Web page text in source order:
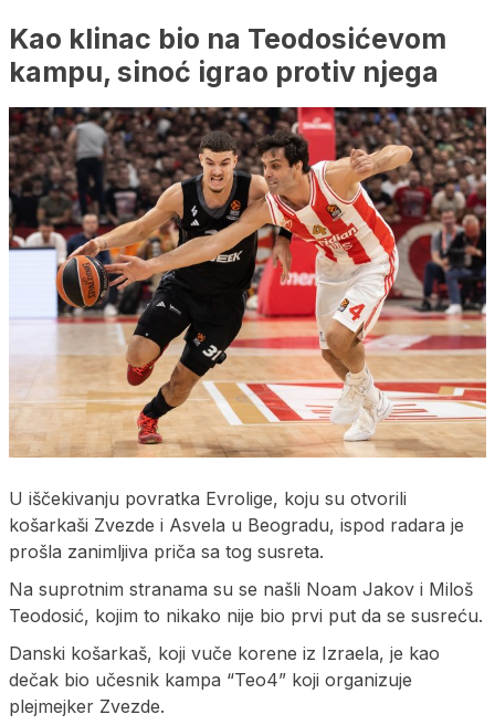
Kao klinac bio na Teodosićevom
kampu, sinoć igrao protiv njega
U iščekivanju povratka Evrolige, koju su otvorili
košarkaši Zvezde i Asvela u Beogradu, ispod radara je
prošla zanimljiva priča sa tog susreta.
Na suprotnim stranama su se našli Noam Jakov i Miloš
Teodosić, kojim to nikako nije bio prvi put da se susreću.
Danski košarkaš, koji vuče korene iz Izraela, je kao
dečak bio učesnik kampa “Teo4” koji organizuje
plejmejker Zvezde.